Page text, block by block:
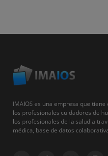
IMAIOS es una empresa que
los profesionales cuidadores de
los profesionales de la salud a
médica, base de datos